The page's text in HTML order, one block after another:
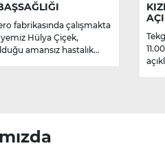
fabrikasında çalışmakta
Hülya Çiçek,
amansız hastalık